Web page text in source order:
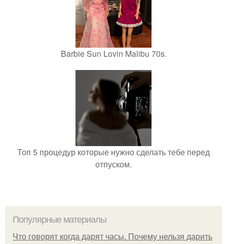
Barbie Sun Lovin Malibu 70s.
Топ 5 процедур которые нужно сделать тебе перед
отпуском.
Популярные материалы
Что говорят когда дарят часы. Почему нельзя дарить